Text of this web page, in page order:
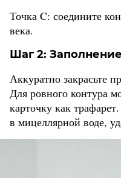
Точка C: соедините
века.
Шаг 2: Заполнение
Аккуратно закрасьте
Для ровного контура
карточку как
в мицеллярной воде,